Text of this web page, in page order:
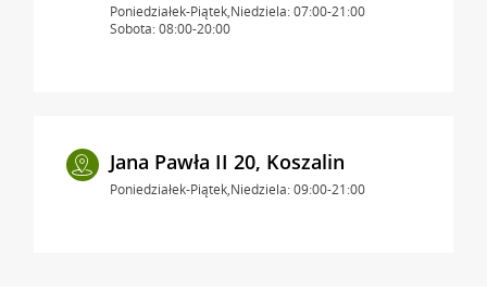
Poniedziałek-Piątek,Niedziela: 07:00-21:00
Sobota: 08:00-20:00
Jana Pawła II 20, Koszalin
Poniedziałek-Piątek,Niedziela: 09:00-21:00